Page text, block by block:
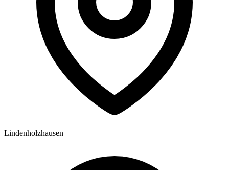
Lindenholzhausen